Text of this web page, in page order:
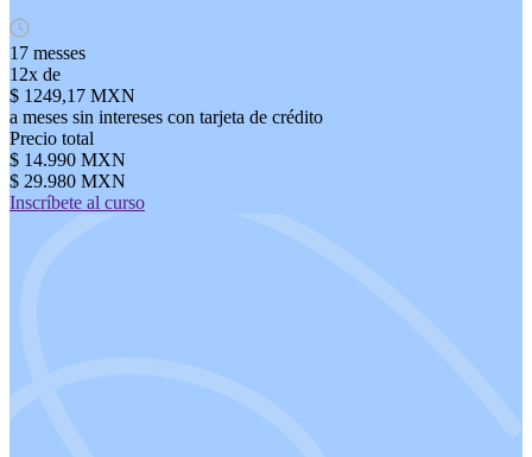
17 messes
12x de
$ 1249,17 MXN
a meses sin intereses con tarjeta de crédito
Precio total
$ 14.990 MXN
$ 29.980 MXN
Inscríbete al curso